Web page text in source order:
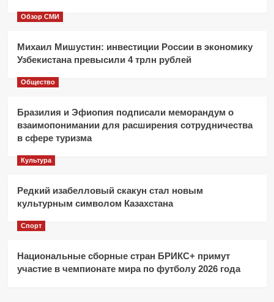
Обзор СМИ
Михаил Мишустин: инвестиции России в экономику
Узбекистана превысили 4 трлн рублей
Общество
Бразилия и Эфиопия подписали меморандум о
взаимопонимании для расширения сотрудничества
в сфере туризма
Культура
Редкий изабелловый скакун стал новым
культурным символом Казахстана
Спорт
Национальные сборные стран БРИКС+ примут
участие в чемпионате мира по футболу 2026 года